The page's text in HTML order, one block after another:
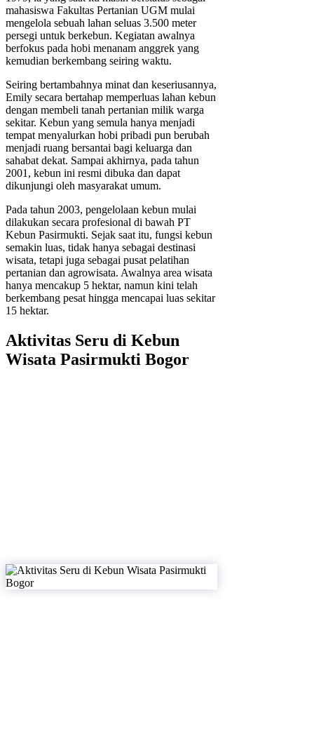
mahasiswa Fakultas Pertanian UGM mulai
mengelola sebuah lahan seluas 3.500 meter
persegi untuk berkebun. Kegiatan awalnya
berfokus pada hobi menanam anggrek yang
kemudian berkembang seiring waktu.
Seiring bertambahnya minat dan keseriusannya,
Emily secara bertahap memperluas lahan kebun
dengan membeli tanah pertanian milik warga
sekitar. Kebun yang semula hanya menjadi
tempat menyalurkan hobi pribadi pun berubah
menjadi ruang bersantai bagi keluarga dan
sahabat dekat. Sampai akhirnya, pada tahun
2001, kebun ini resmi dibuka dan dapat
dikunjungi oleh masyarakat umum.
Pada tahun 2003, pengelolaan kebun mulai
dilakukan secara profesional di bawah PT
Kebun Pasirmukti. Sejak saat itu, fungsi kebun
semakin luas, tidak hanya sebagai destinasi
wisata, tetapi juga sebagai pusat pelatihan
pertanian dan agrowisata. Awalnya area wisata
hanya mencakup 5 hektar, namun kini telah
berkembang pesat hingga mencapai luas sekitar
15 hektar.
Aktivitas Seru di Kebun
Wisata Pasirmukti Bogor